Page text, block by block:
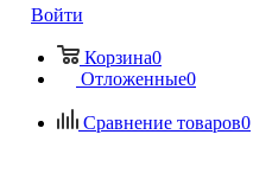
Войти
Корзина0
Отложенные0
Сравнение товаров0